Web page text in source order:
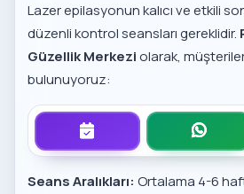
Lazer epilasyonun kalıcı ve etkili
düzenli kontrol seansları gereklidir.
Güzellik Merkeziolarak,
bulunuyoruz:
Seans Aralıkları: Ortalama 4-6